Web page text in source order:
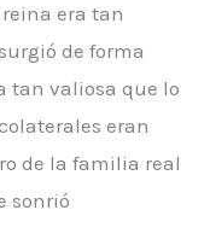
era tan
de forma
tan valiosa que lo
eran
de la familia real
sonrió